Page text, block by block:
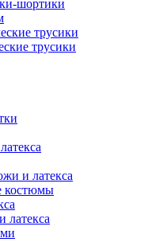
шортики
трусики
трусики
и латекса
костюмы
латекса